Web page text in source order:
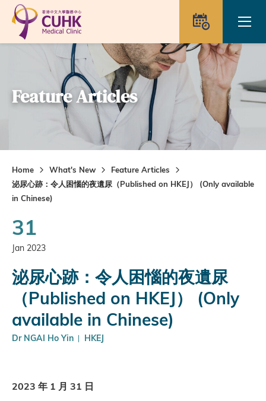
Skip to main content
Feature Articles
Home What's New
Feature Articles
泌尿心跡：令人困惱的夜遺尿（Published on HKEJ） (Only available
in Chinese)
31
Jan 2023
泌尿心跡：令人困惱的夜遺尿
（Published on HKEJ） (Only
available in Chinese)
Dr NGAI Ho Yin HKEJ
2023 年 1 月 31 日